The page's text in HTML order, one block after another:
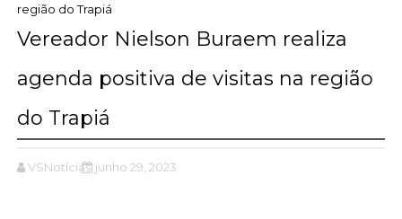
região do Trapiá
Vereador Nielson Buraem realiza
agenda positiva de visitas na região
do Trapiá
VSNotícias junho 29, 2023